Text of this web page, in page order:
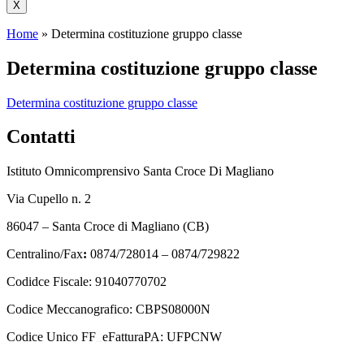
X
Home » Determina costituzione gruppo classe
Determina costituzione gruppo classe
Determina costituzione gruppo classe
Contatti
Istituto Omnicomprensivo Santa Croce Di Magliano
Via Cupello n. 2
86047 – Santa Croce di Magliano (CB)
Centralino/Fax: 0874/728014 – 0874/729822
Codidce Fiscale: 91040770702
Codice Meccanografico: CBPS08000N
Codice Unico FF_eFatturaPA: UFPCNW